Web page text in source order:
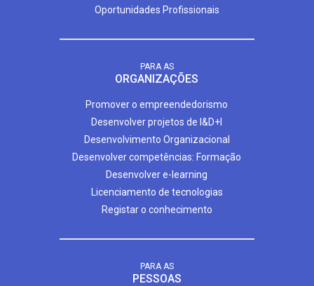
Oportunidades Profissionais
PARA AS
ORGANIZAÇÕES
Promover o empreendedorismo
Desenvolver projetos de I&D+I
Desenvolvimento Organizacional
Desenvolver competências: Formação
Desenvolver e-learning
Licenciamento de tecnologias
Registar o conhecimento
PARA AS
PESSOAS